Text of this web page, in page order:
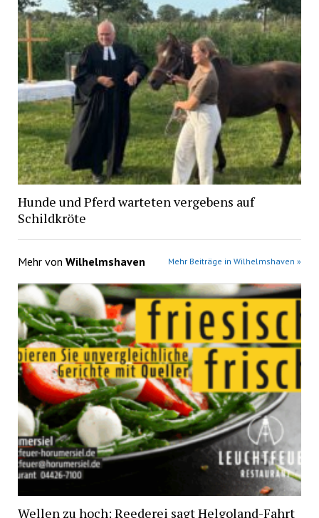
Hunde und Pferd warteten vergebens auf
Schildkröte
Mehr von Wilhelmshaven Mehr Beiträge in Wilhelmshaven »
Wellen zu hoch: Reederei sagt Helgoland-Fahrt